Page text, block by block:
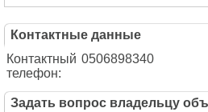
Контактные данные
Контактный
телефон:
0506898340
Задать вопрос владельцу